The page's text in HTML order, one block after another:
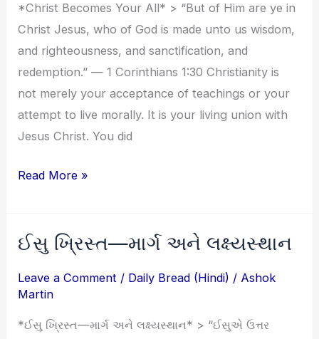
*Christ Becomes Your All* > “But of Him are ye in
Christ Jesus, who of God is made unto us wisdom,
and righteousness, and sanctification, and
redemption.” — 1 Corinthians 1:30 Christianity is
not merely your acceptance of teachings or your
attempt to live morally. It is your living union with
Jesus Christ. You did
Read More »
ઈસુ ખ્રિસ્ત—માર્ગ અને લક્ષ્યસ્થાન
Leave a Comment / Daily Bread (Hindi) / Ashok
Martin
*ઈસુ ખ્રિસ્ત—માર્ગ અને લક્ષ્યસ્થાન* > “ઈસુએ ઉત્તર
ઈસુ
—
અને